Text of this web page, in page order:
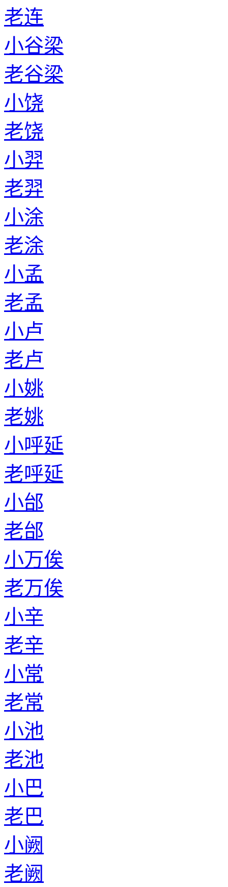
老连
小谷梁
老谷梁
小饶
老饶
小羿
老羿
小涂
老涂
小孟
老孟
小卢
老卢
小姚
老姚
小呼延
老呼延
小邰
老邰
小万俟
老万俟
小辛
老辛
小常
老常
小池
老池
小巴
老巴
小阙
老阙